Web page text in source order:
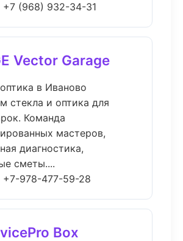
+7 (968) 932-34-31
Vector Garage
в Иваново
стекла и оптика для
Команда
мастеров,
диагностика,
сметы....
+7-978-477-59-28
Box